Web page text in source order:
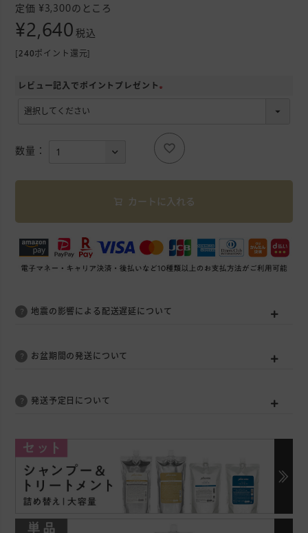
定価 ¥3,300のところ
¥2,640 税込
[240ポイント還元]
レビュー記入でポイントプレゼント
須
カートに入れる
地震の影響による配送遅延について
お盆期間の発送について
発送予定日について